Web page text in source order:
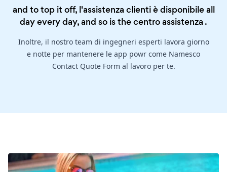
and to top it off, l'assistenza clienti è disponibile all
day every day, and so is thecentro assistenza .
Inoltre, il nostro team di ingegneri esperti lavora giorno
e notte per mantenere le app powr come Namesco
Contact Quote Form al lavoro per te.